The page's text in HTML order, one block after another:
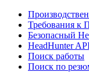
Требования к
Безопасный
HeadHunter
Поиск работы
Поиск по